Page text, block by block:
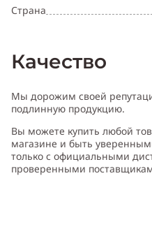
Страна
Качество
Мы дорожим своей
подлинную продукцию.
Вы можете купить любой
магазине и быть
только с официальными
проверенными